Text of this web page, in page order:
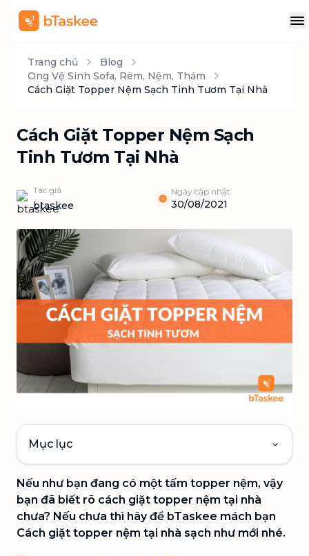
Trang chủ
Blog
Ong Vệ Sinh Sofa, Rèm, Nệm, Thảm
Cách Giặt Topper Nệm Sạch Tinh Tươm Tại Nhà
Cách Giặt Topper Nệm Sạch
Tinh Tươm Tại Nhà
Tác giả
btaskee
Ngày cập nhật
30/08/2021
Mục lục
Nếu như bạn đang có một tấm topper nệm, vậy
bạn đã biết rõ cách giặt topper nệm tại nhà
chưa? Nếu chưa thì hãy để bTaskee mách bạn
Cách giặt topper nệm tại nhà sạch như mới nhé.